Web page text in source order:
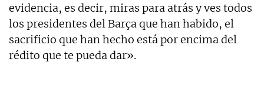
evidencia, es decir, miras para atrás y ves todos
los presidentes del Barça que han habido, el
sacrificio que han hecho está por encima del
rédito que te pueda dar».